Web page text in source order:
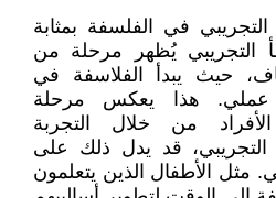
في الفلسفة بمثابة
التجريبي يُظهر مرحلة من
حيث يبدأ الفلاسفة في
عملي. هذا يعكس مرحلة
من خلال التجربة
التجريبي، قد يدل ذلك على
مثل الأطفال الذين يتعلمون